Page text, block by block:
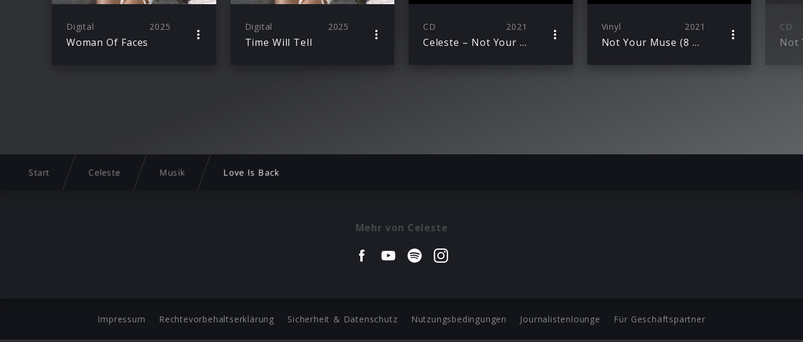
Digital 2025
Woman Of Faces
Digital 2025
Time Will Tell
CD 2021
Celeste – Not Your Muse
Vinyl 2021
Not Your Muse (8 Track Black Vinyl)
CD
Start Celeste Musik Love Is Back
Mehr von Celeste
Impressum Rechtevorbehaltserklärung Sicherheit & Datenschutz Nutzungsbedingungen Journalistenlounge Für Geschäftspartner